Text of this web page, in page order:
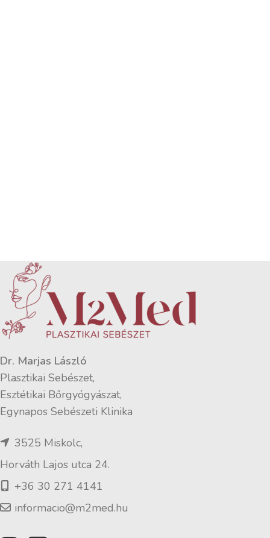
Dr. Marjas László
Plasztikai Sebészet,
Esztétikai Bőrgyógyászat,
Egynapos Sebészeti Klinika
3525 Miskolc,
Horváth Lajos utca 24.
+36 30 271 4141
informacio@m2med.hu